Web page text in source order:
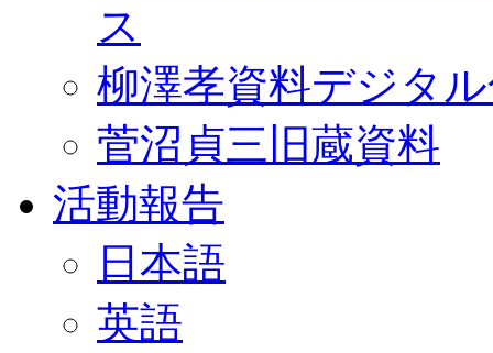
ス
柳澤孝資料デジタ
菅沼貞三旧蔵資料
活動報告
日本語
英語